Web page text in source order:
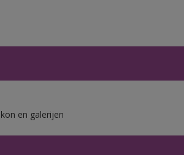
en galerijen